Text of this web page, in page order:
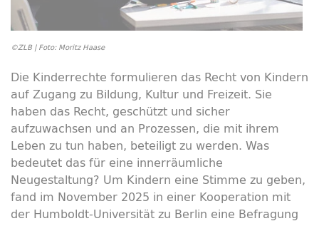
©ZLB | Foto: Moritz Haase
Die Kinderrechte formulieren das Recht von Kindern
auf Zugang zu Bildung, Kultur und Freizeit. Sie
haben das Recht, geschützt und sicher
aufzuwachsen und an Prozessen, die mit ihrem
Leben zu tun haben, beteiligt zu werden. Was
bedeutet das für eine innerräumliche
Neugestaltung? Um Kindern eine Stimme zu geben,
fand im November 2025 in einer Kooperation mit
der Humboldt-Universität zu Berlin eine Befragung